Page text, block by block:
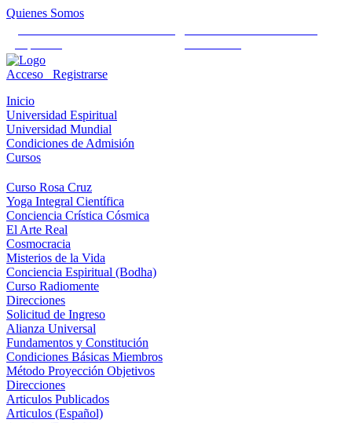
Quienes Somos
Acceso
Registrarse
Inicio
Universidad Espiritual
Universidad Mundial
Condiciones de Admisión
Cursos
Curso Rosa Cruz
Yoga Integral Científica
Conciencia Crística Cósmica
El Arte Real
Cosmocracia
Misterios de la Vida
Conciencia Espiritual (Bodha)
Curso Radiomente
Direcciones
Solicitud de Ingreso
Alianza Universal
Fundamentos y Constitución
Condiciones Básicas Miembros
Método Proyección Objetivos
Direcciones
Articulos Publicados
Articulos (Español)